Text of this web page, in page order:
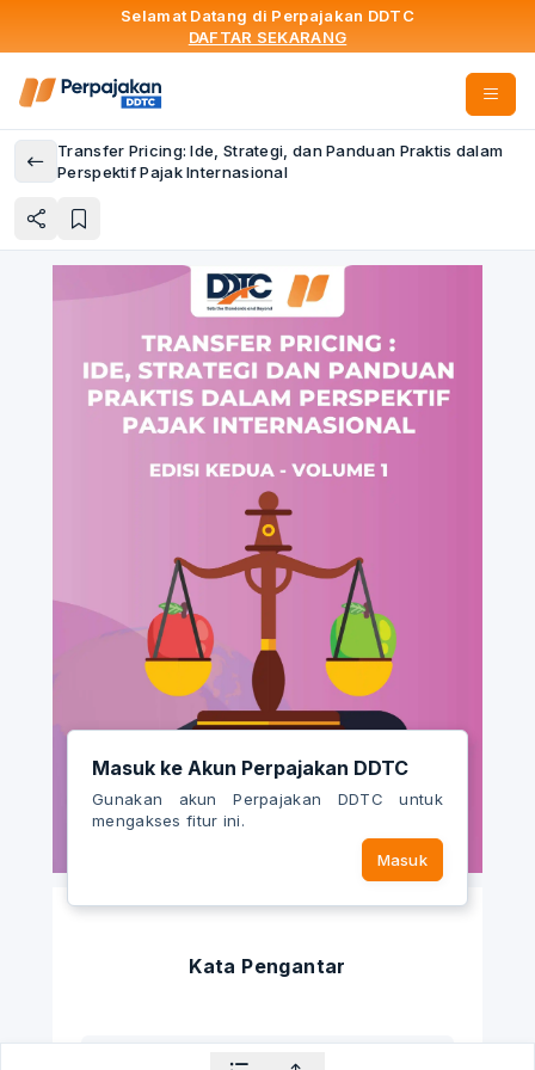
Selamat Datang di Perpajakan DDTC
DAFTAR SEKARANG
Transfer Pricing: Ide, Strategi, dan Panduan Praktis dalam
Perspektif Pajak Internasional
Kata Pengantar
Masuk ke Akun Perpajakan DDTC
Gunakan akun Perpajakan DDTC untuk
mengakses fitur ini.
Masuk